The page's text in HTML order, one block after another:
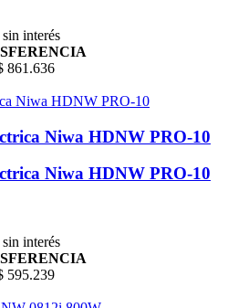
interés
861.636
Niwa HDNW PRO-10
Niwa HDNW PRO-10
interés
595.239